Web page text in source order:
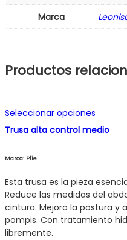
Marca
Productos
Seleccionar opciones
tiene
se
elegir
Trusa alta control medio
Marca: Plie
Esta trusa es la pieza
Reduce las medidas del
cintura. Mejora la postura y
pompis. Con tratamiento
libremente.